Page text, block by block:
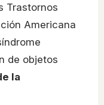
Trastornos
Americana
de objetos
la